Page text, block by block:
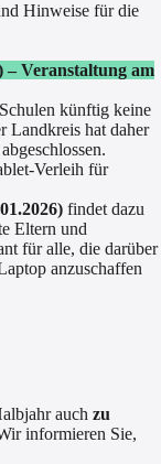
Hinweise für die
Veranstaltung am
künftig keine
Landkreis hat daher
Verleih für
findet dazu
Eltern und
für alle, die darüber
anzuschaffen
auch zu
informieren Sie,